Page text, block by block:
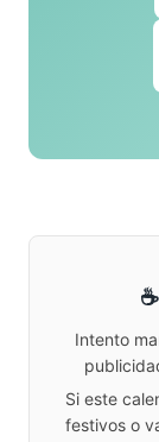
Intento
Si este
festivos o